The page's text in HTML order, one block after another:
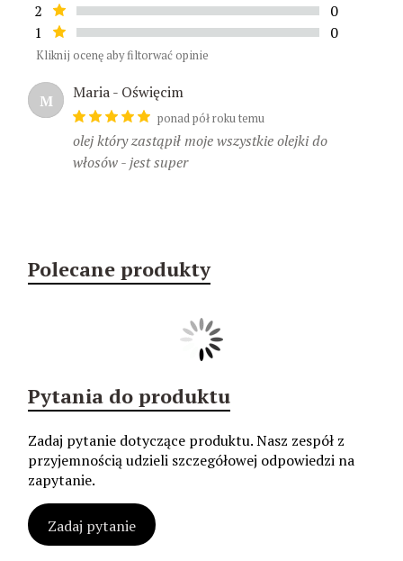
2
0
1
0
Kliknij ocenę aby filtorwać opinie
M Maria - Oświęcim
ponad pół roku temu
olej który zastąpił moje wszystkie olejki do
włosów - jest super
Polecane produkty
Pytania do produktu
Zadaj pytanie dotyczące produktu. Nasz zespół z
przyjemnością udzieli szczegółowej odpowiedzi na
zapytanie.
Zadaj pytanie